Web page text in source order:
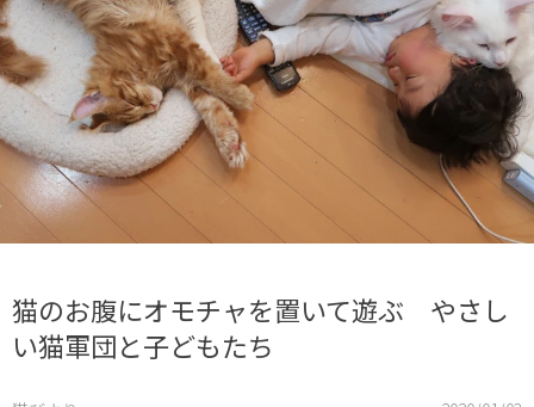
猫のお腹にオモチャを置いて遊ぶ やさし
い猫軍団と子どもたち